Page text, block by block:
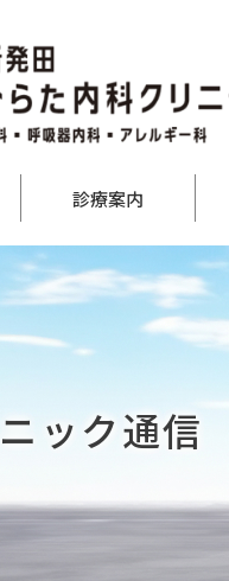
診療案内
ック通信